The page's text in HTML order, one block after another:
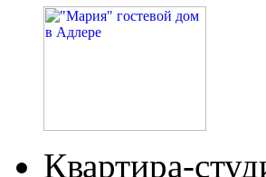
Квартира-